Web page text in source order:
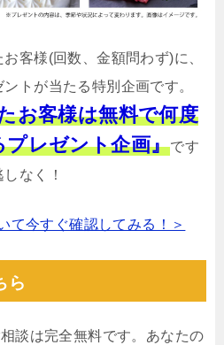
客様(回数、金額問わず)に、
トが当たる特別企画です。
お客様は無料で何度
レゼント企画』です
なく！
て今すぐ確認してみる！＞
ら
談は完全無料です。あなたの